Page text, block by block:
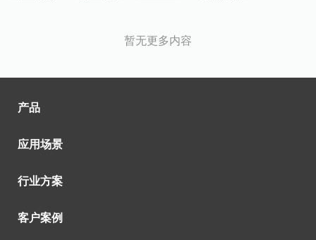
暂无更多内容
产品
应用场景
行业方案
客户案例